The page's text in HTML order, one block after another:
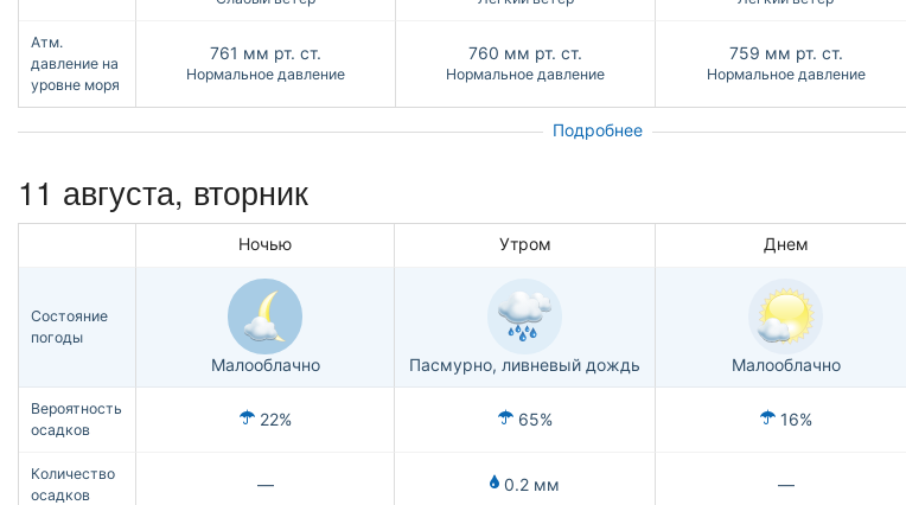
Атм.
давление на
уровне моря
761 мм рт. ст.
Нормальное давление
760 мм рт. ст.
Нормальное давление
759 мм рт. ст.
Нормальное давление
Подробнее
11 августа, вторник
Ночью Утром Днем
Состояние
погоды
Малооблачно Пасмурно, ливневый дождь Малооблачно
Вероятность
осадков
22% 65% 16%
Количество
осадков
— 0.2 мм —